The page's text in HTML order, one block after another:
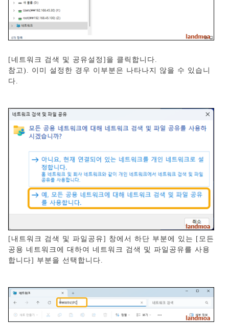
[네트워크 검색 및 공유설정]을 클릭합니다.
참고). 이미 설정한 경우 이부분은 나타나지 않을 수 있습니
다.
[내트워크 검색 및 파일공유] 창에서 하단 부분에 있는 [모든
공용 네트워크에 대하여 네트워크 검색 및 파일공유를 사용
합니다] 부분을 선택합니다.